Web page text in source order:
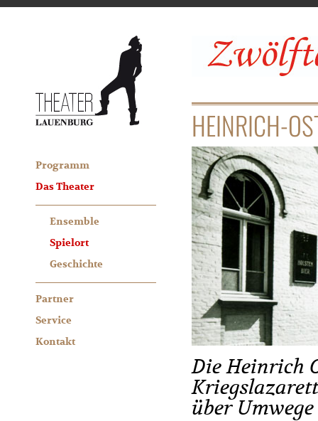
Programm
Das Theater
Ensemble
Spielort
Geschichte
Partner
Service
Kontakt
HEINRICH-
Die Heinrich
über